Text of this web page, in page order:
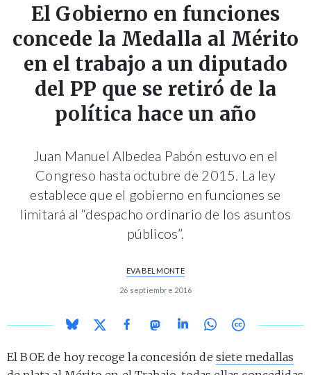
El Gobierno en funciones
concede la Medalla al Mérito
en el trabajo a un diputado
del PP que se retiró de la
política hace un año
Juan Manuel Albedea Pabón estuvo en el
Congreso hasta octubre de 2015. La ley
establece que el gobierno en funciones se
limitará al “despacho ordinario de los asuntos
públicos”.
EVA BELMONTE
26 septiembre 2016
El BOE de hoy recoge la concesión de siete medallas